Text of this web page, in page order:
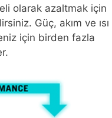
olarak azaltmak için
Güç, akım ve ısı
için birden fazla